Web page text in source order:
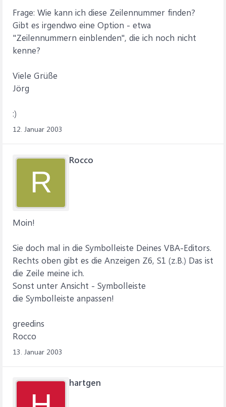
Frage: Wie kann ich diese Zeilennummer finden?
Gibt es irgendwo eine Option - etwa
"Zeilennummern einblenden", die ich noch nicht
kenne?
Viele Grüße
Jörg
:)
12. Januar 2003
R
Rocco
Moin!
Sie doch mal in die Symbolleiste Deines VBA-Editors.
Rechts oben gibt es die Anzeigen Z6, S1 (z.B.) Das ist
die Zeile meine ich.
Sonst unter Ansicht - Symbolleiste
die Symbolleiste anpassen!
greedins
Rocco
13. Januar 2003
hartgen